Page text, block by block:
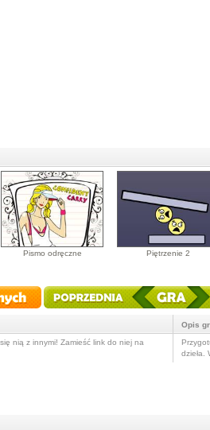
Pismo odręczne Piętrzenie 2
nią z innymi! Zamieść link do niej na
Opis
dzieła.